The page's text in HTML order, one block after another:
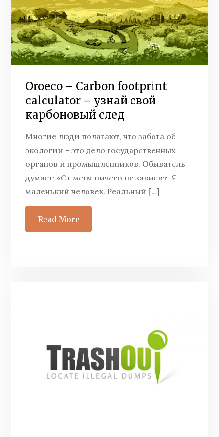
Oroeco – Carbon footprint
calculator – узнай свой
карбоновый след
Многие люди полагают, что забота об
экологии – это дело государственных
органов и промышленников. Обыватель
думает: «От меня ничего не зависит. Я
маленький человек. Реальный […]
Read More